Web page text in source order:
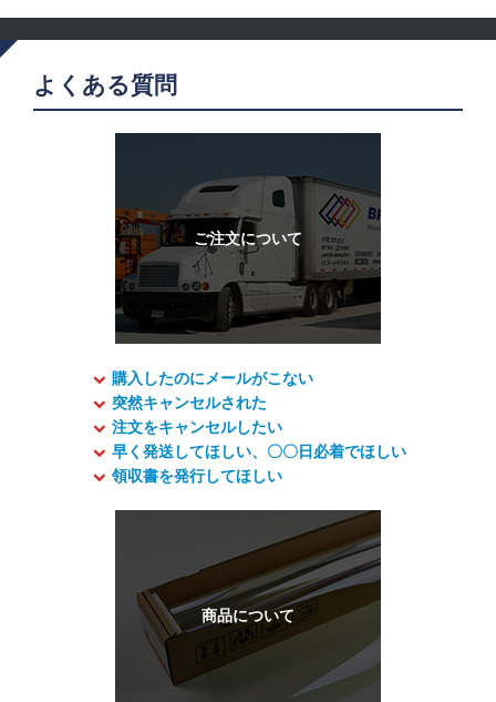
よくある質問
購入したのにメールがこない
突然キャンセルされた
注文をキャンセルしたい
早く発送してほしい、〇〇日必着でほしい
領収書を発行してほしい